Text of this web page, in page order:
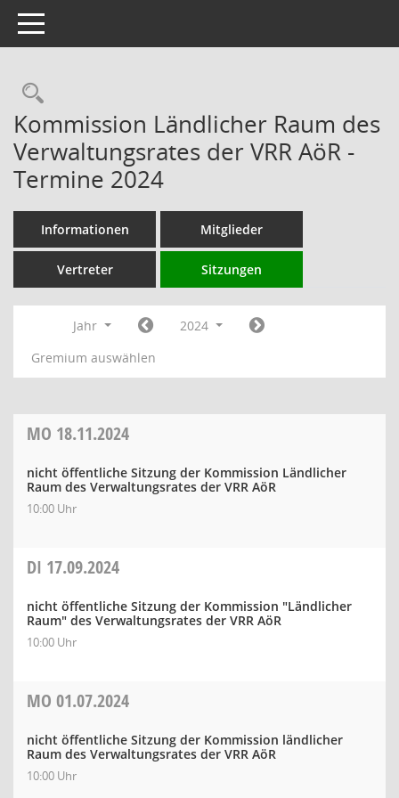
Toggle navigation
Rechercheauswahl
Kommission Ländlicher Raum des
Verwaltungsrates der VRR AöR -
Termine 2024
Informationen Mitglieder
Vertreter Sitzungen
Jahr
2024
Gremium auswählen
MO 18.11.2024
nicht öffentliche Sitzung der Kommission Ländlicher
Raum des Verwaltungsrates der VRR AöR
10:00 Uhr
DI 17.09.2024
nicht öffentliche Sitzung der Kommission "Ländlicher
Raum" des Verwaltungsrates der VRR AöR
10:00 Uhr
MO 01.07.2024
nicht öffentliche Sitzung der Kommission ländlicher
Raum des Verwaltungsrates der VRR AöR
10:00 Uhr